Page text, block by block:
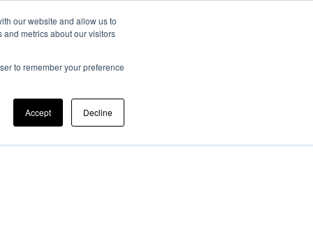
our website and allow us to
metrics about our visitors
to remember your preference
Accept Decline